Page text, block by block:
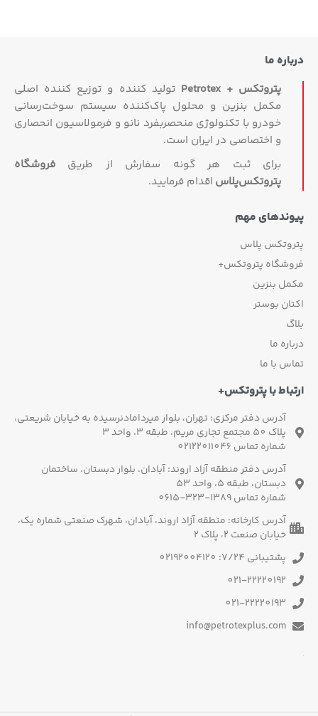
درباره ما
پتروتکس + Petrotex
تولید کننده و توزیع کننده اصلی
مکمل بنزین و محلول پاک‌کننده سیستم سوخت‌رسانی
خودرو با تکنولوژی منحصربفرد نانو و فرمولاسیون انحصاری
و اختصاصی در ایران است.
برای ثبت هر گونه سفارش از طریق فروشگاه
پتروتکس‏‌پلاس اقدام فرمایید.
پیوندهای مهم
پتروتکس پلاس
فروشگاه پتروتکس+
مکمل بنزین
اکتان بوستر
بلاگ
درباره ما
تماس با ما
ارتباط با پتروتکس+
آدرس دفتر مرکزی: تهران، بلوار میردامادنرسیده به خیابان شریعتی،
پلاک 50 مجتمع تجاری مریم، طبقه 3، واحد 3
شماره تماس 02122011046
آدرس دفتر منطقه آزاد اروند: آبادان، بلوار دبستان، ساختمان
دبستان، طبقه 5، واحد 53
شماره تماس 1389-323-0615
آدرس کارخانه: منطقه آزاد اروند، آبادان، شهرک صنعتی شماره یک،
خیابان صنعت 2، پلاک 2
پشتیبانی 7/24: 02192004120
021-22220192
021-22220193
info@petrotexplus.com